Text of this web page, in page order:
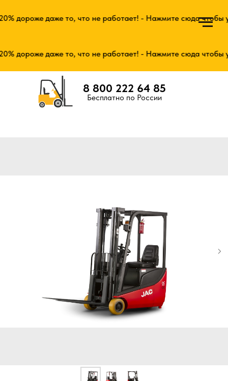
дороже даже то, что не работает! - Нажмите сюда чтобы
дороже даже то, что не работает! - Нажмите сюда чтобы
8 800 222 64 85
Бесплатно по России